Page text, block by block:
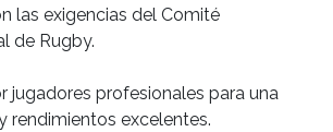
las exigencias del Comité
de Rugby.
jugadores profesionales para una
rendimientos excelentes.